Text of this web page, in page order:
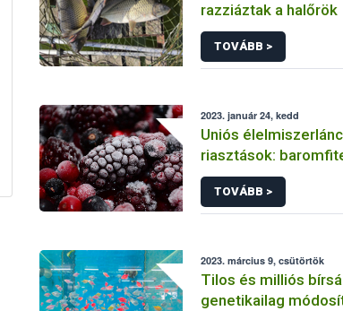
razziáztak a halőrök
TOVÁBB >
2023. január 24, kedd
Uniós
riasztások:
zöldségekkel és
legtöbb gond
TOVÁBB >
2023. március 9, csütörtök
Tilos és milliós
genetikailag